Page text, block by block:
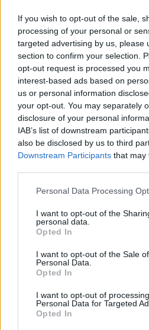
If you wish to opt-out of the sale,
processing of your personal or
targeted advertising by us, please
section to confirm your selection.
opt-out request is processed you
interest-based ads based on
us or personal information
your opt-out. You may separately
disclosure of your personal
IAB’s list of downstream
also be disclosed by us to third
Downstream Participants that may
Personal Data Processing
I want to opt-out of the
personal data.
Opted In
I want to opt-out of the Sale
Personal Data.
Opted In
I want to opt-out of
Personal Data for Targeted
Opted In